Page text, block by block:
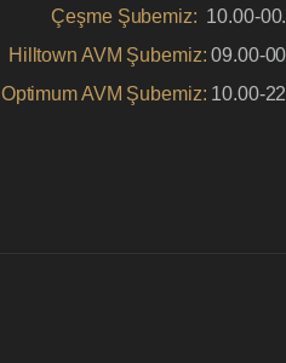
Çeşme Şubemiz: 10.00-
Hilltown AVM Şubemiz: 09.00-
Optimum AVM Şubemiz: 10.00-